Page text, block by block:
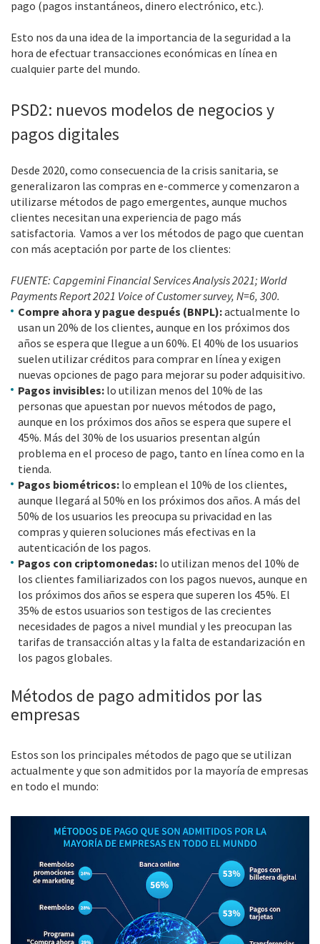
pago (pagos instantáneos, dinero electrónico, etc.).
Esto nos da una idea de la importancia de la seguridad a la
hora de efectuar transacciones económicas en línea en
cualquier parte del mundo.
PSD2: nuevos modelos de negocios y
pagos digitales
Desde 2020, como consecuencia de la crisis sanitaria, se
generalizaron las compras en e-commerce y comenzaron a
utilizarse métodos de pago emergentes, aunque muchos
clientes necesitan una experiencia de pago más
satisfactoria. Vamos a ver los métodos de pago que cuentan
con más aceptación por parte de los clientes:
FUENTE: Capgemini Financial Services Analysis 2021; World
Payments Report 2021 Voice of Customer survey, N=6, 300.
Compre ahora y pague después (BNPL):actualmente lo
usan un 20% de los clientes, aunque en los próximos dos
años se espera que llegue a un 60%. El 40% de los usuarios
suelen utilizar créditos para comprar en línea y exigen
nuevas opciones de pago para mejorar su poder adquisitivo.
Pagos invisibles: lo utilizan menos del 10% de las
personas que apuestan por nuevos métodos de pago,
aunque en los próximos dos años se espera que supere el
45%. Más del 30% de los usuarios presentan algún
problema en el proceso de pago, tanto en línea como en la
tienda.
Pagos biométricos: lo emplean el 10% de los clientes,
aunque llegará al 50% en los próximos dos años. A más del
50% de los usuarios les preocupa su privacidad en las
compras y quieren soluciones más efectivas en la
autenticación de los pagos.
Pagos con criptomonedas: lo utilizan menos del 10% de
los clientes familiarizados con los pagos nuevos, aunque en
los próximos dos años se espera que superen los 45%. El
35% de estos usuarios son testigos de las crecientes
necesidades de pagos a nivel mundial y les preocupan las
tarifas de transacción altas y la falta de estandarización en
los pagos globales.
Métodos de pago admitidos por las
empresas
Estos son los principales métodos de pago que se utilizan
actualmente y que son admitidos por la mayoría de empresas
en todo el mundo: